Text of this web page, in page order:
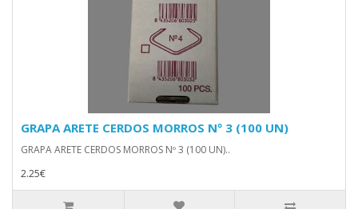
GRAPA ARETE CERDOS MORROS Nº 3 (100 UN)
GRAPA ARETE CERDOS MORROS Nº 3 (100 UN)..
2.25€